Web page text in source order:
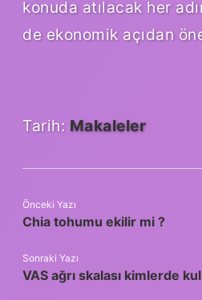
konuda atılacak her
de ekonomik açıdan
Tarih: Makaleler
Önceki Yazı
Chia tohumu ekilir mi ?
Sonraki Yazı
VAS ağrı skalası kimlerde